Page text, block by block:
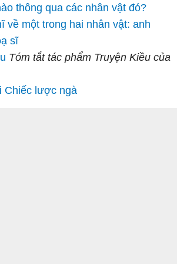
thông qua các nhân vật đó?
về một trong hai nhân vật: anh
sĩ
Tóm tắt tác phẩm Truyện Kiều của
Chiếc lược ngà